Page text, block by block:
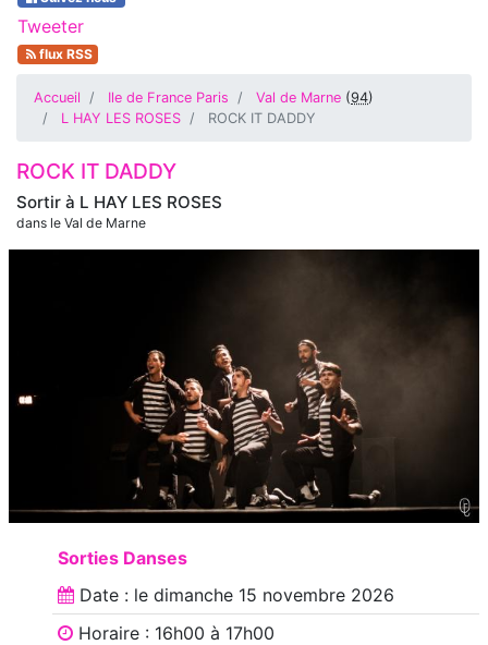
Tweeter
flux RSS
Accueil Ile de France Paris Val de Marne (94)
L HAY LES ROSES
ROCK IT DADDY
Sortir à L HAY LES ROSES
dans le Val de Marne
ROCK IT DADDY
Sorties Danses
Date : le dimanche 15 novembre 2026
Horaire : 16h00 à 17h00